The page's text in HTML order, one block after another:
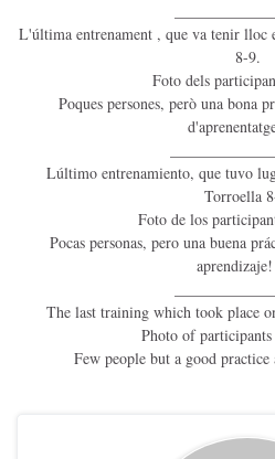
L'última entrenament , que va tenir lloc
8-9.
Foto dels
Poques persones, però una bona
Lúltimo entrenamiento, que tuvo
Torroella
Foto de los
Pocas personas, pero una buena
aprendizaje!
The last training which took place
Photo of participants
Few people but a good